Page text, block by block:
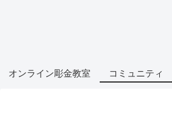
オンライン彫金教室 コミュニティ